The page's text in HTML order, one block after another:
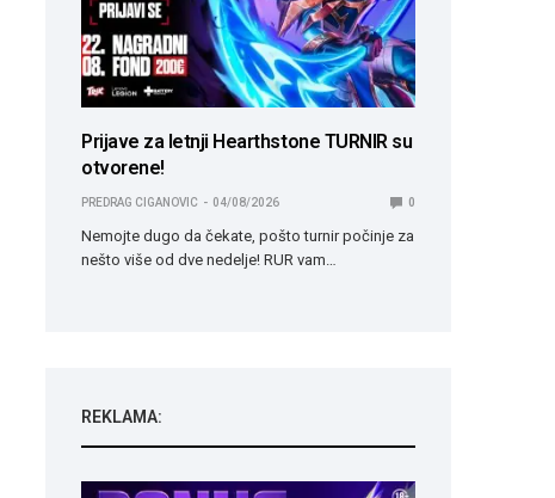
Prijave za letnji Hearthstone TURNIR su
otvorene!
PREDRAG CIGANOVIC 04/08/2026 0
Nemojte dugo da čekate, pošto turnir počinje za
nešto više od dve nedelje! RUR vam…
REKLAMA: